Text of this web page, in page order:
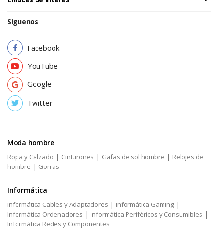
Síguenos
Facebook
YouTube
Google
Twitter
Moda hombre
Ropa y Calzado | Cinturones | Gafas de sol hombre | Relojes de
hombre | Gorras
Informática
Informática Cables y Adaptadores | Informática Gaming |
Informática Ordenadores | Informática Periféricos y Consumibles |
Informática Redes y Componentes